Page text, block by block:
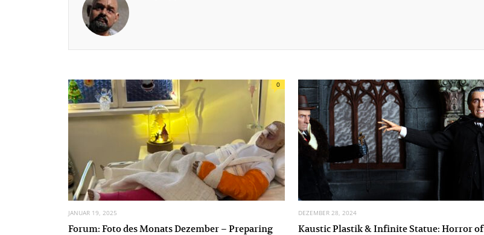
JANUAR 19, 2025
0
Forum: Foto des Monats Dezember – Preparing
DEZEMBER 28, 2024
Kaustic Plastik & Infinite Statue: Horror of